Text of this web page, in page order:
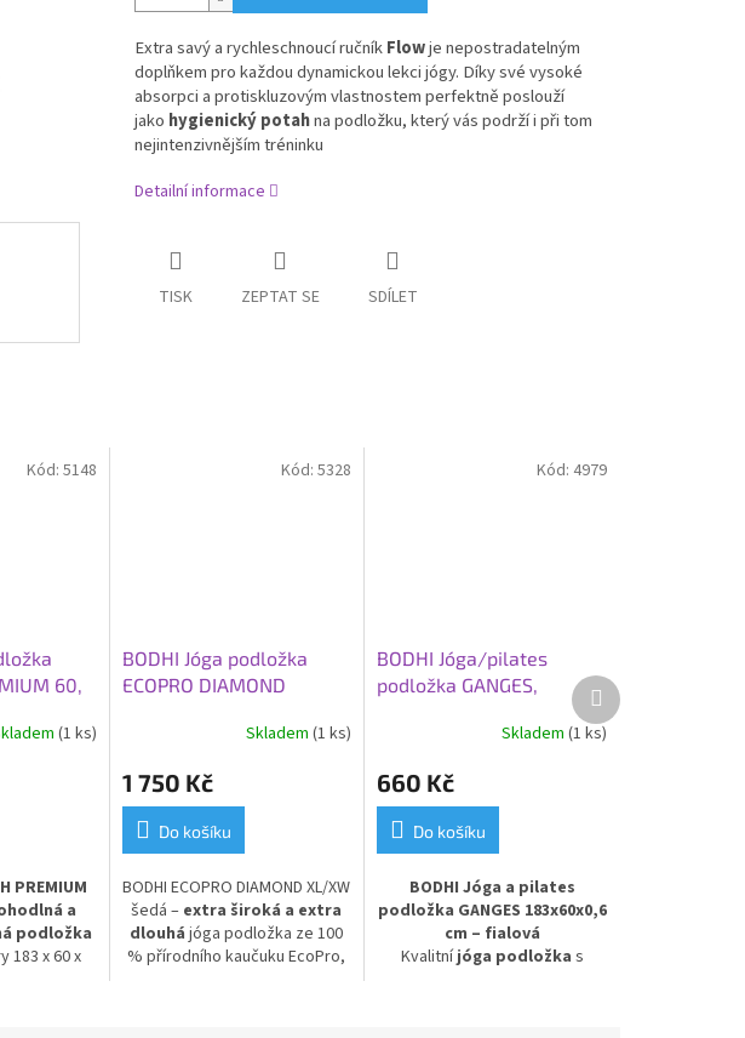
Extra savý a rychleschnoucí ručníkFlowje nepostradatelným
doplňkem pro každou dynamickou lekci jógy. Díky své vysoké
absorpci a protiskluzovým vlastnostem perfektně poslouží
jako hygienický potahna podložku, který vás podrží i při tom
nejintenzivnějším tréninku
Detailní informace
TISK ZEPTAT SE SDÍLET
60,
(1 ks)
PREMIUM
a
podložka
183 x 60 x
Kód: 5148
BODHI Jóga podložka
ECOPRO DIAMOND
cm, šedá tmaváSkladem(1 ks)
1 750 Kč
Do košíku
BODHI ECOPRO DIAMOND XL/XW
šedá – extra široká a extra
dlouhá jóga podložka ze 100
% přírodního kaučuku EcoPro,
Kód:5328
BODHI Jóga/pilates
podložka GANGES,
183x60x0,6 cm, fialová
Skladem (1 ks)
660 Kč
Do košíku
BODHI Jóga a pilates
podložka GANGES 183x60x0,6
cm – fialová
Kvalitníjóga podložka s
Kód: 4979
Další
produkt